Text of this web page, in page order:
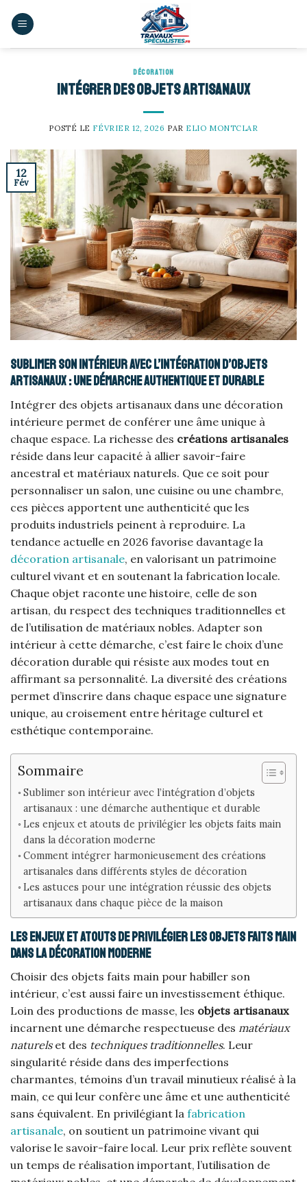
DÉCORATION
Intégrer des objets artisanaux
POSTÉ LE FÉVRIER 12, 2026 PAR ELIO MONTCLAR
12
Fév
Sublimer son intérieur avec l’intégration d’objets
artisanaux : une démarche authentique et durable
Intégrer des objets artisanaux dans une décoration
intérieure permet de conférer une âme unique à
chaque espace. La richesse des créations artisanales
réside dans leur capacité à allier savoir-faire
ancestral et matériaux naturels. Que ce soit pour
personnaliser un salon, une cuisine ou une chambre,
ces pièces apportent une authenticité que les
produits industriels peinent à reproduire. La
tendance actuelle en 2026 favorise davantage la
décoration artisanale, en valorisant un patrimoine
culturel vivant et en soutenant la fabrication locale.
Chaque objet raconte une histoire, celle de son
artisan, du respect des techniques traditionnelles et
de l’utilisation de matériaux nobles. Adapter son
intérieur à cette démarche, c’est faire le choix d’une
décoration durable qui résiste aux modes tout en
affirmant sa personnalité. La diversité des créations
permet d’inscrire dans chaque espace une signature
unique, au croisement entre héritage culturel et
esthétique contemporaine.
Sommaire
Sublimer son intérieur avec l’intégration d’objets
artisanaux : une démarche authentique et durable
Les enjeux et atouts de privilégier les objets faits main
dans la décoration moderne
Comment intégrer harmonieusement des créations
artisanales dans différents styles de décoration
Les astuces pour une intégration réussie des objets
artisanaux dans chaque pièce de la maison
Les enjeux et atouts de privilégier les objets faits main
dans la décoration moderne
Choisir des objets faits main pour habiller son
intérieur, c’est aussi faire un investissement éthique.
Loin des productions de masse, les objets artisanaux
incarnent une démarche respectueuse des matériaux
naturelset des techniques traditionnelles. Leur
singularité réside dans des imperfections
charmantes, témoins d’un travail minutieux réalisé à la
main, ce qui leur confère une âme et une authenticité
sans équivalent. En privilégiant la fabrication
artisanale, on soutient un patrimoine vivant qui
valorise le savoir-faire local. Leur prix reflète souvent
un temps de réalisation important, l’utilisation de